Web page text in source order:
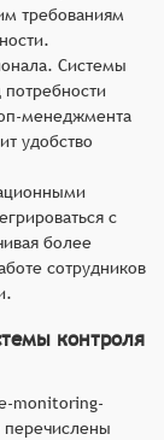
требованиям
Системы
менеджмента
удобство
с
более
сотрудников
контроля
monitoring-
перечислены